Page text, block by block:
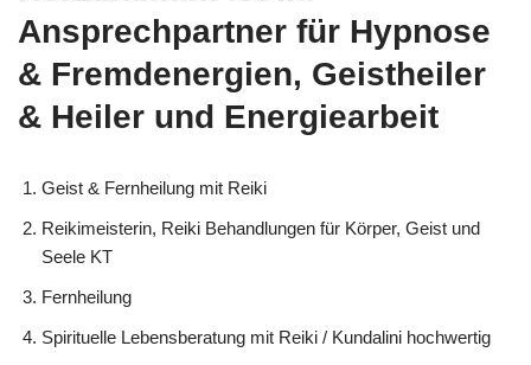
Ansprechpartner für Hypnose
& Fremdenergien, Geistheiler
& Heiler und Energiearbeit
Geist & Fernheilung mit Reiki
Reikimeisterin, Reiki Behandlungen für Körper, Geist und
Seele KT
Fernheilung
Spirituelle Lebensberatung mit Reiki / Kundalini hochwertig